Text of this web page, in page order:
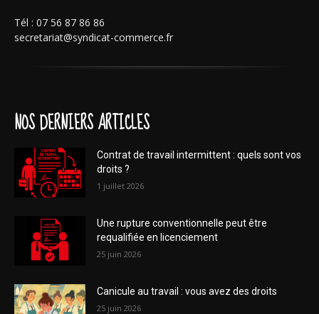
Tél : 07 56 87 86 86
secretariat@syndicat-commerce.fr
NOS DERNIERS ARTICLES
Contrat de travail intermittent : quels sont vos
droits ?
1 juillet 2026
Une rupture conventionnelle peut être
requalifiée en licenciement
25 juin 2026
Canicule au travail : vous avez des droits
25 juin 2026